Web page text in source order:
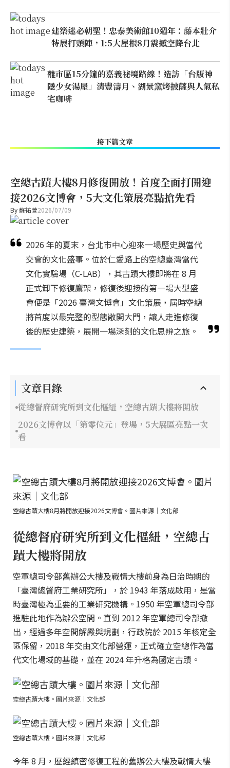
建築迷必朝聖！忠泰美術館10週年：藤本壯介
特展打頭陣，1:5大屋根8月震撼空降台北
離市區15分鐘的嘉義祕境路線！造訪「台版神
隱少女湯屋」清豐濤月、湖景窯烤披薩與人氣私
宅咖啡
接下篇文章
空總古蹟大樓8月修復開放！首度全面打開迎
接2026文博會，5大文化策展亮點搶先看
By蘇祐萱2026/07/09
2026 年的夏末，台北市中心迎來一場歷史與當代
交會的文化盛事。位於仁愛路上的空總臺灣當代
文化實驗場（C-LAB），其古蹟大樓即將在 8 月
正式卸下修復鷹架，修復後迎接的第一場大型盛
會便是「2026 臺灣文博會」文化策展，屆時空總
將首度以最完整的型態敞開大門，讓人走進修復
後的歷史建築，展開一場深刻的文化思辨之旅。
文章目錄
從總督府研究所到文化樞紐，空總古蹟大樓將開放
2026文博會以「第零位元」登場，5大展區亮點一次
看
空總古蹟大樓8月將開放迎接2026文博會。圖片來源｜文化部
從總督府研究所到文化樞紐，空總古
蹟大樓將開放
空軍總司令部舊辦公大樓及戰情大樓前身為日治時期的
「臺灣總督府工業研究所」，於 1943 年落成啟用，是當
時臺灣極為重要的工業研究機構。1950 年空軍總司令部
進駐此地作為辦公空間。直到 2012 年空軍總司令部撤
出，經過多年空間解嚴與規劃，行政院於 2015 年核定全
區保留，2018 年交由文化部營運，正式確立空總作為當
代文化場域的基礎，並在 2024 年升格為國定古蹟。
空總古蹟大樓。圖片來源｜文化部
空總古蹟大樓。圖片來源｜文化部
今年 8 月，歷經縝密修復工程的舊辦公大樓及戰情大樓